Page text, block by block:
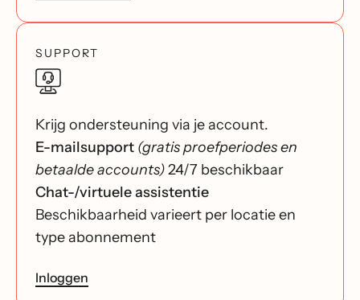
SUPPORT
Krijg ondersteuning via je account.
E-mailsupport (gratis proefperiodes en
betaalde accounts)24/7 beschikbaar
Chat-/virtuele assistentie
Beschikbaarheid varieert per locatie en
type abonnement
Inloggen